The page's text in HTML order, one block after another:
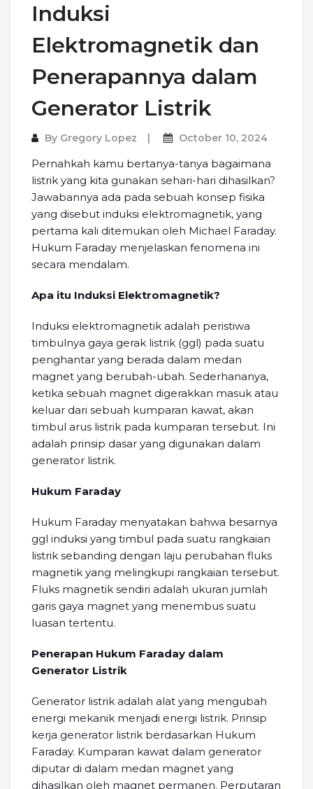
Induksi
Elektromagnetik dan
Penerapannya dalam
Generator Listrik
By Gregory Lopez October 10, 2024
Pernahkah kamu bertanya-tanya bagaimana
listrik yang kita gunakan sehari-hari dihasilkan?
Jawabannya ada pada sebuah konsep fisika
yang disebut induksi elektromagnetik, yang
pertama kali ditemukan oleh Michael Faraday.
Hukum Faraday menjelaskan fenomena ini
secara mendalam.
Apa itu Induksi Elektromagnetik?
Induksi elektromagnetik adalah peristiwa
timbulnya gaya gerak listrik (ggl) pada suatu
penghantar yang berada dalam medan
magnet yang berubah-ubah. Sederhananya,
ketika sebuah magnet digerakkan masuk atau
keluar dari sebuah kumparan kawat, akan
timbul arus listrik pada kumparan tersebut. Ini
adalah prinsip dasar yang digunakan dalam
generator listrik.
Hukum Faraday
Hukum Faraday menyatakan bahwa besarnya
ggl induksi yang timbul pada suatu rangkaian
listrik sebanding dengan laju perubahan fluks
magnetik yang melingkupi rangkaian tersebut.
Fluks magnetik sendiri adalah ukuran jumlah
garis gaya magnet yang menembus suatu
luasan tertentu.
Penerapan Hukum Faraday dalam
Generator Listrik
Generator listrik adalah alat yang mengubah
energi mekanik menjadi energi listrik. Prinsip
kerja generator listrik berdasarkan Hukum
Faraday. Kumparan kawat dalam generator
diputar di dalam medan magnet yang
dihasilkan oleh magnet permanen. Perputaran